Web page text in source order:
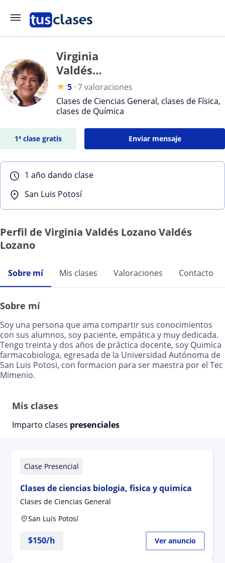
Virginia
Valdés
Lozano
Valdés
Lozano
★ 5 · 7 valoraciones
Clases de Ciencias General, clases de Física,
clases de Química
1ª clase gratis Enviar mensaje
1 año dando clase
San Luis Potosí
Perfil de Virginia Valdés Lozano Valdés
Lozano
Sobre mí Mis clases Valoraciones Contacto
Sobre mí
Soy una persona que ama compartir sus conocimientos
con sus alumnos, soy paciente, empática y muy dedicada.
Tengo treinta y dos años de práctica docente, soy Quimica
farmacobiologa, egresada de la Universidad Autónoma de
San Luis Potosi, con formacion para ser maestra por el Tec
Mimenio.
Mis clases
Imparto clases presenciales
Clase Presencial
Clases de ciencias biologia, fisica y quimica
Clases de Ciencias General
San Luis Potosí
$150/h Ver anuncio